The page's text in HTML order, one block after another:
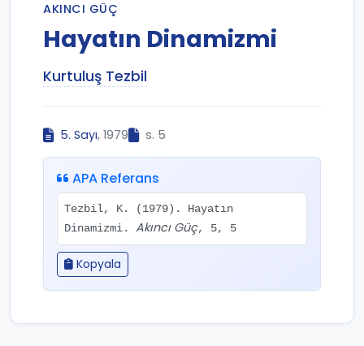
AKINCI GÜÇ
Hayatın Dinamizmi
Kurtuluş Tezbil
5. Sayı, 1979 s. 5
APA Referans
Tezbil, K. (1979). Hayatın
Dinamizmi. Akıncı Güç, 5, 5
Kopyala